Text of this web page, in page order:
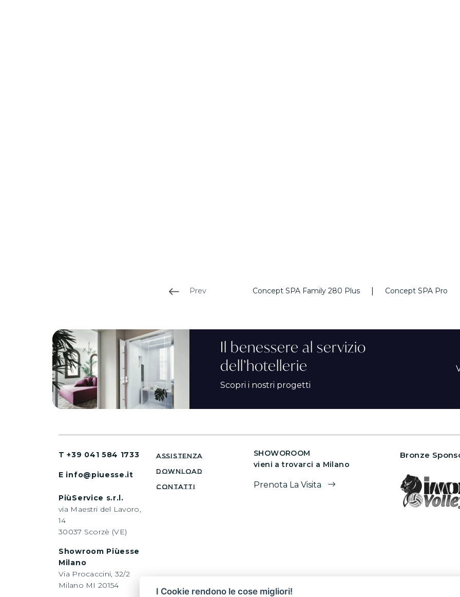
Prev Concept SPA Family 280 Plus | Concept SPA Pro
Il benessere al servizio
dell’hotellerie
Scopri i nostri progetti
T +39 041 584 1733
E info@piuesse.it
PiùService s.r.l.
via Maestri del Lavoro,
14
30037 Scorzè (VE)
Showroom Piùesse
Milano
Via Procaccini, 32/2
Milano MI 20154
assistenza
download
CONTATTI
SHOWOROOM
vieni a trovarci a Milano
Prenota La Visita
Bronze
I Cookie rendono le cose migliori!